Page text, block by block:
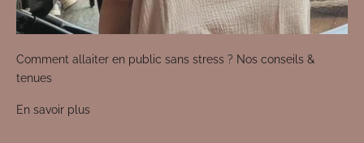
Comment allaiter en public sans stress ? Nos conseils &
tenues
En savoir plus